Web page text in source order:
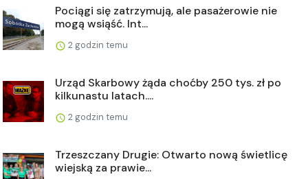
Pociągi się zatrzymują, ale pasażerowie nie
mogą wsiąść. Int...
2 godzin temu
Urząd Skarbowy żąda choćby 250 tys. zł po
kilkunastu latach....
2 godzin temu
Trzeszczany Drugie: Otwarto nową świetlicę
wiejską za prawie...